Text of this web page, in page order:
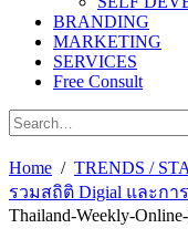
BRANDING
MARKETING
SERVICES
Free Consult
Home
TRENDS /
รวมสถิติ Digial และกา
Thailand-Weekly-